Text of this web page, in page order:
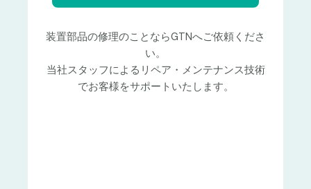
装置部品の修理のことならGTNへご依頼くださ
い。
当社スタッフによるリペア・メンテナンス技術
でお客様をサポートいたします。